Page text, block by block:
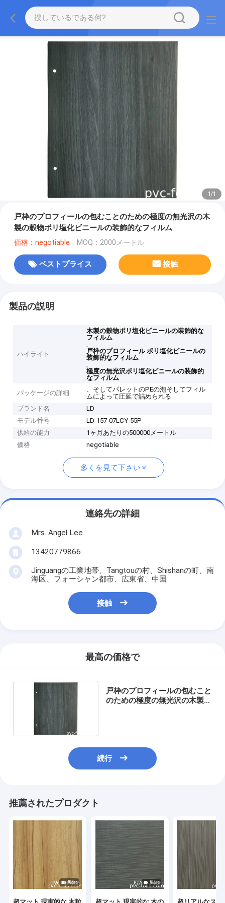
1/1
戸枠のプロフィールの包むことのための極度の無光沢の木
製の穀物ポリ塩化ビニールの装飾的なフィルム
価格：negotiable MOQ：2000メートル
ベストプライス 接触
製品の説明
ハイライト
木製の穀物ポリ塩化ビニールの装飾的な
フィルム
,
戸枠のプロフィール ポリ塩化ビニールの
装飾的なフィルム
,
極度の無光沢ポリ塩化ビニールの装飾的
なフィルム
パッケージの詳細
、そしてパレットのPEの泡そしてフィル
ムによって圧延で詰められる
ブランド名
LD
モデル番号
LD-157-07LCY-55P
供給の能力
1ヶ月あたりの500000メートル
価格
negotiable
多くを見て下さい
連絡先の詳細
Mrs. Angel Lee
13420779866
Jinguangの工業地帯、Tangtouの村、Shishanの町、南
海区、フォーシャン都市、広東省、中国
接触
最高の価格で
戸枠のプロフィールの包むこと
のための極度の無光沢の木製の
続行
推薦されたプロダクト